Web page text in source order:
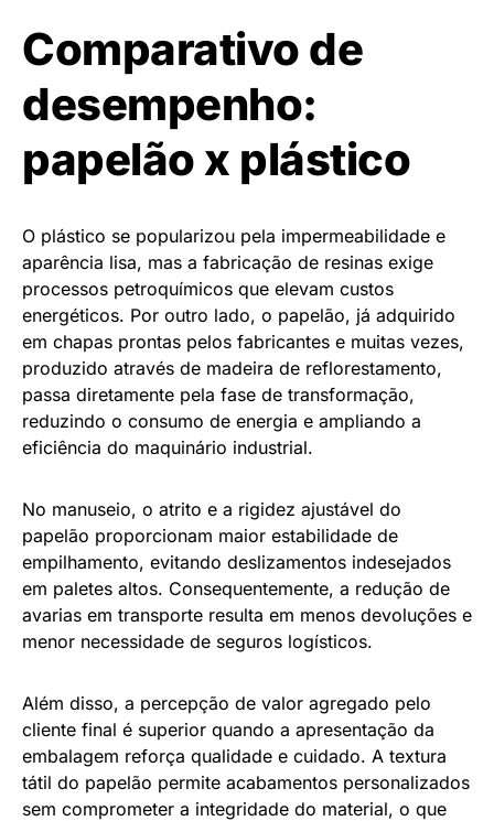
Comparativo de
desempenho:
papelão x plástico
O plástico se popularizou pela impermeabilidade e
aparência lisa, mas a fabricação de resinas exige
processos petroquímicos que elevam custos
energéticos. Por outro lado, o papelão, já adquirido
em chapas prontas pelos fabricantes e muitas vezes,
produzido através de madeira de reflorestamento,
passa diretamente pela fase de transformação,
reduzindo o consumo de energia e ampliando a
eficiência do maquinário industrial.
No manuseio, o atrito e a rigidez ajustável do
papelão proporcionam maior estabilidade de
empilhamento, evitando deslizamentos indesejados
em paletes altos. Consequentemente, a redução de
avarias em transporte resulta em menos devoluções e
menor necessidade de seguros logísticos.
Além disso, a percepção de valor agregado pelo
cliente final é superior quando a apresentação da
embalagem reforça qualidade e cuidado. A textura
tátil do papelão permite acabamentos personalizados
sem comprometer a integridade do material, o que